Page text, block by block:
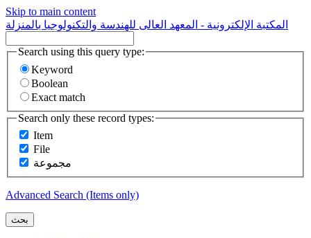
Skip to main content
المكتبة الإلكترونية - المعهد العالى للهندسة والتكنولوجيا بالمنزلة
Search using this query type:
Keyword
Boolean
Exact match
Search only these record types:
Item
File
مجموعة
Advanced Search (Items only)
بحث